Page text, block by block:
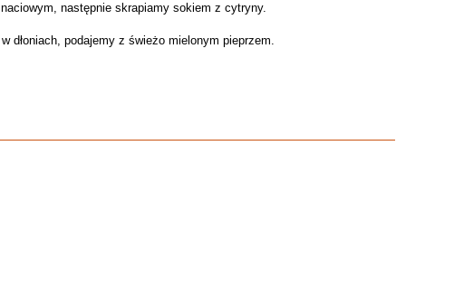
następnie skrapiamy sokiem z cytryny.
dłoniach, podajemy z świeżo mielonym pieprzem.